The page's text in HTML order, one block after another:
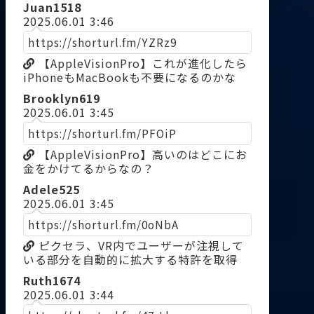
Juan1518
2025.06.01 3:46
https://shorturl.fm/YZRz9
【AppleVisionPro】これが進化したら
iPhoneもMacBookも不要になるのかな
Brooklyn619
2025.06.01 3:45
https://shorturl.fm/PFOiP
【AppleVisionPro】高いのはどこにお
金をかけてるからなの？
Adele525
2025.06.01 3:45
https://shorturl.fm/0oNbA
ピクセラ、VR内でユーザーが注視して
いる部分を自動的に拡大する特許を取得
Ruth1674
2025.06.01 3:44